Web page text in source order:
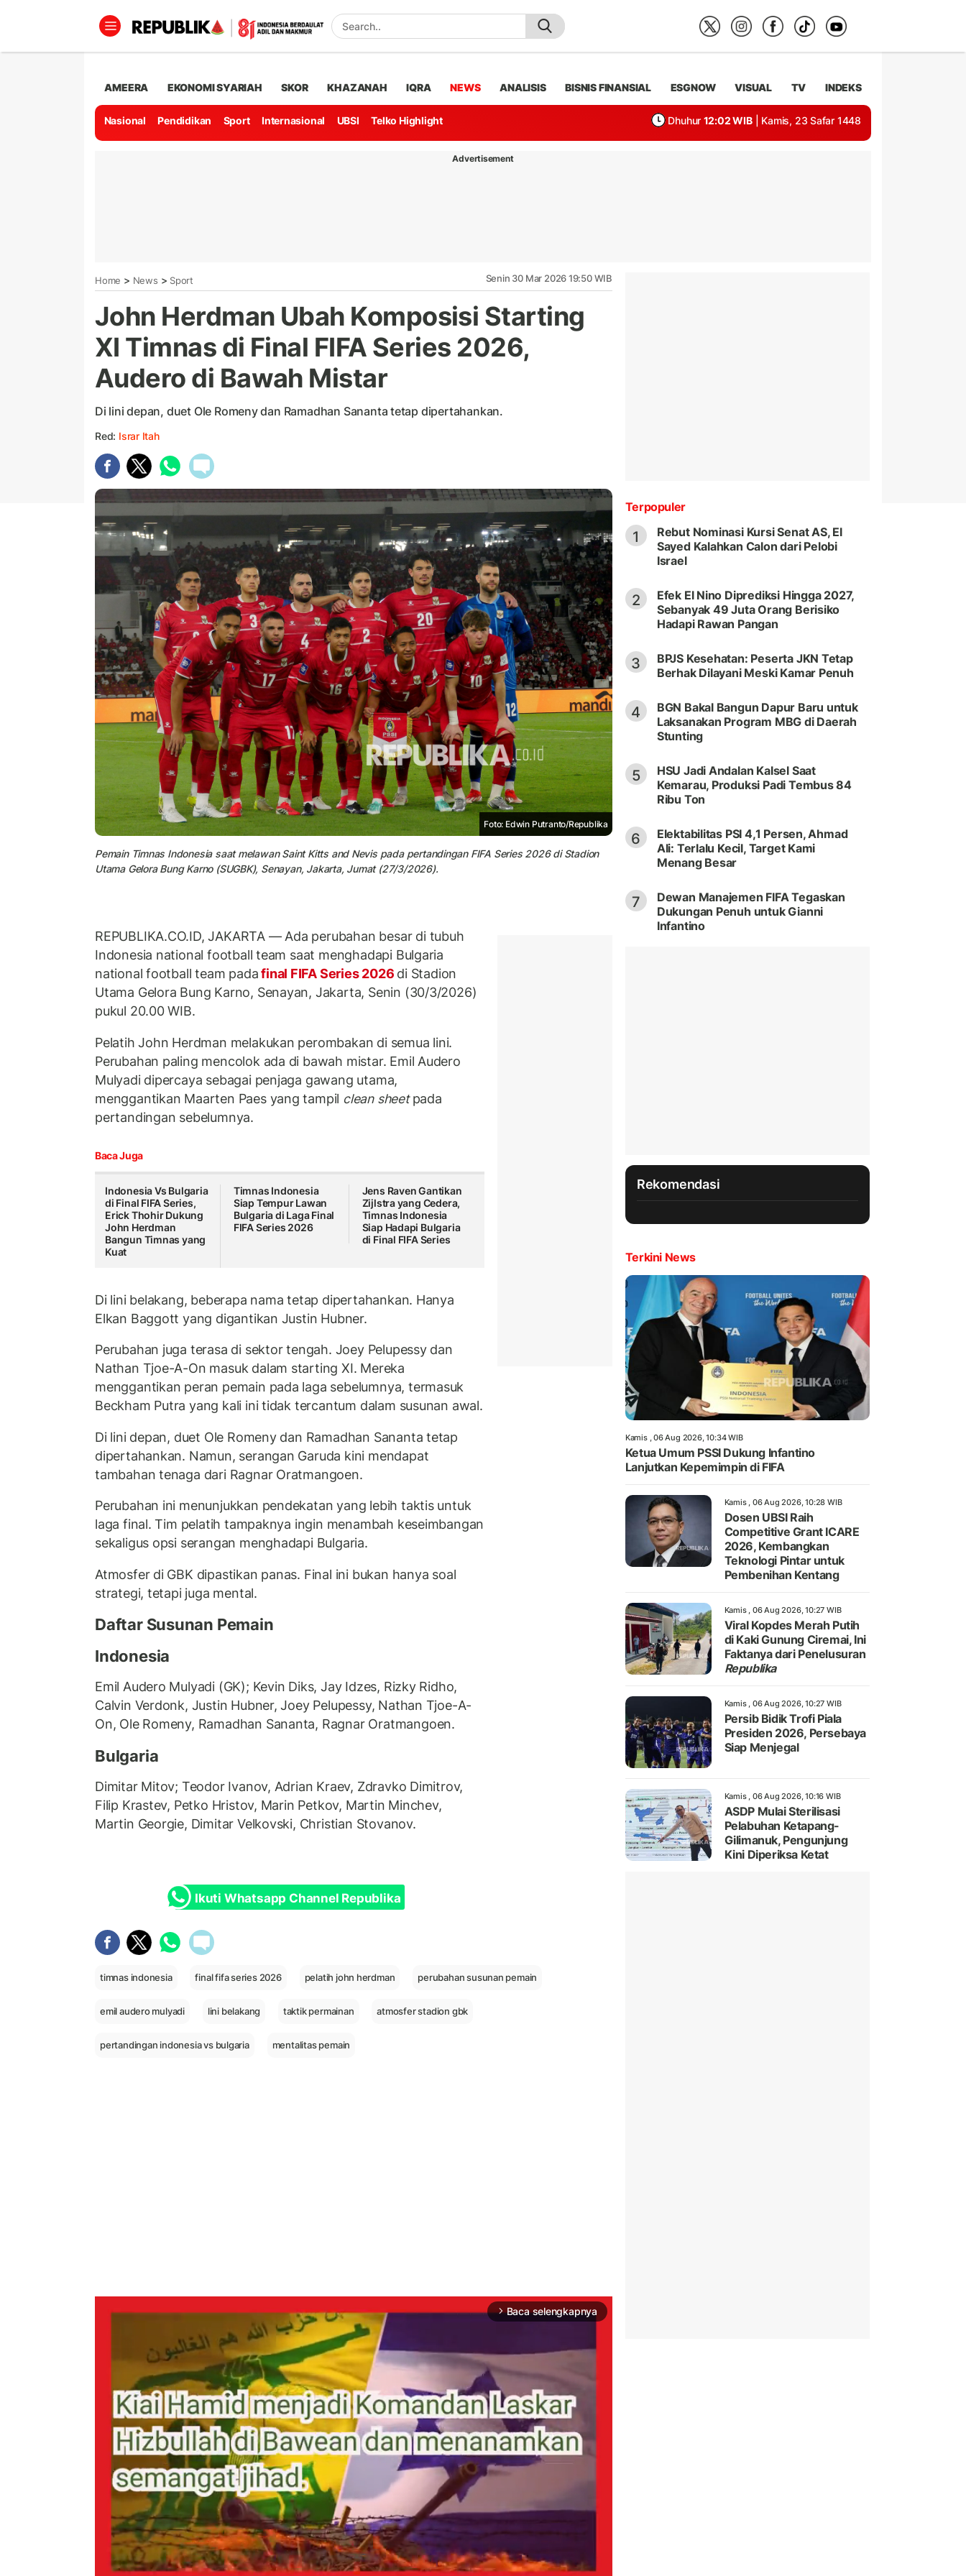
AMEERA EKONOMI SYARIAH SKOR KHAZANAH IQRA NEWS ANALISIS BISNIS FINANSIAL ESGNOW VISUAL TV INDEKS
Nasional Pendidikan Sport Internasional UBSI Telko Highlight Dhuhur 12:02 WIB | Kamis, 23 Safar 1448
Advertisement
Home > News > Sport Senin 30 Mar 2026 19:50 WIB
John Herdman Ubah Komposisi Starting
XI Timnas di Final FIFA Series 2026,
Audero di Bawah Mistar
Di lini depan, duet Ole Romeny dan Ramadhan Sananta tetap dipertahankan.
Red: Israr Itah
Foto: Edwin Putranto/Republika
Pemain Timnas Indonesia saat melawan Saint Kitts and Nevis pada pertandingan FIFA Series 2026 di Stadion
Utama Gelora Bung Karno (SUGBK), Senayan, Jakarta, Jumat (27/3/2026).
REPUBLIKA.CO.ID, JAKARTA — Ada perubahan besar di tubuh
Indonesia national football team saat menghadapi Bulgaria
national football team padafinal FIFA Series 2026 di Stadion
Utama Gelora Bung Karno, Senayan, Jakarta, Senin (30/3/2026)
pukul 20.00 WIB.
Pelatih John Herdman melakukan perombakan di semua lini.
Perubahan paling mencolok ada di bawah mistar. Emil Audero
Mulyadi dipercaya sebagai penjaga gawang utama,
menggantikan Maarten Paes yang tampil clean sheetpada
pertandingan sebelumnya.
Baca Juga
Indonesia Vs Bulgaria
di Final FIFA Series,
Erick Thohir Dukung
John Herdman
Bangun Timnas yang
Kuat
Timnas Indonesia
Siap Tempur Lawan
Bulgaria di Laga Final
FIFA Series 2026
Jens Raven Gantikan
Zijlstra yang Cedera,
Timnas Indonesia
Siap Hadapi Bulgaria
di Final FIFA Series
Di lini belakang, beberapa nama tetap dipertahankan. Hanya
Elkan Baggott yang digantikan Justin Hubner.
Perubahan juga terasa di sektor tengah. Joey Pelupessy dan
Nathan Tjoe-A-On masuk dalam starting XI. Mereka
menggantikan peran pemain pada laga sebelumnya, termasuk
Beckham Putra yang kali ini tidak tercantum dalam susunan awal.
Di lini depan, duet Ole Romeny dan Ramadhan Sananta tetap
dipertahankan. Namun, serangan Garuda kini mendapat
tambahan tenaga dari Ragnar Oratmangoen.
Perubahan ini menunjukkan pendekatan yang lebih taktis untuk
laga final. Tim pelatih tampaknya ingin menambah keseimbangan
sekaligus opsi serangan menghadapi Bulgaria.
Atmosfer di GBK dipastikan panas. Final ini bukan hanya soal
strategi, tetapi juga mental.
Daftar Susunan Pemain
Indonesia
Emil Audero Mulyadi (GK); Kevin Diks, Jay Idzes, Rizky Ridho,
Calvin Verdonk, Justin Hubner, Joey Pelupessy, Nathan Tjoe-A-
On, Ole Romeny, Ramadhan Sananta, Ragnar Oratmangoen.
Bulgaria
Dimitar Mitov; Teodor Ivanov, Adrian Kraev, Zdravko Dimitrov,
Filip Krastev, Petko Hristov, Marin Petkov, Martin Minchev,
Martin Georgie, Dimitar Velkovski, Christian Stovanov.
Ikuti Whatsapp Channel Republika
timnas indonesia final fifa series 2026 pelatih john herdman perubahan susunan pemain
emil audero mulyadi lini belakang taktik permainan atmosfer stadion gbk
pertandingan indonesia vs bulgaria mentalitas pemain
arrow_forward_ios Baca selengkapnya
Terpopuler
1
Rebut Nominasi Kursi Senat AS, El
Sayed Kalahkan Calon dari Pelobi
Israel
2
Efek El Nino Diprediksi Hingga 2027,
Sebanyak 49 Juta Orang Berisiko
Hadapi Rawan Pangan
3
BPJS Kesehatan: Peserta JKN Tetap
Berhak Dilayani Meski Kamar Penuh
4
BGN Bakal Bangun Dapur Baru untuk
Laksanakan Program MBG di Daerah
Stunting
5
HSU Jadi Andalan Kalsel Saat
Kemarau, Produksi Padi Tembus 84
Ribu Ton
6
Elektabilitas PSI 4,1 Persen, Ahmad
Ali: Terlalu Kecil, Target Kami
Menang Besar
7
Dewan Manajemen FIFA Tegaskan
Dukungan Penuh untuk Gianni
Infantino
Rekomendasi
Terkini News
Kamis , 06 Aug 2026, 10:34 WIB
Ketua Umum PSSI Dukung Infantino
Lanjutkan Kepemimpin di FIFA
Kamis , 06 Aug 2026, 10:28 WIB
Dosen UBSI Raih
Competitive Grant ICARE
2026, Kembangkan
Teknologi Pintar untuk
Pembenihan Kentang
Kamis , 06 Aug 2026, 10:27 WIB
Viral Kopdes Merah Putih
di Kaki Gunung Ciremai, Ini
Faktanya dari Penelusuran
Republika
Kamis , 06 Aug 2026, 10:27 WIB
Persib Bidik Trofi Piala
Presiden 2026, Persebaya
Siap Menjegal
Kamis , 06 Aug 2026, 10:16 WIB
ASDP Mulai Sterilisasi
Pelabuhan Ketapang-
Gilimanuk, Pengunjung
Kini Diperiksa Ketat